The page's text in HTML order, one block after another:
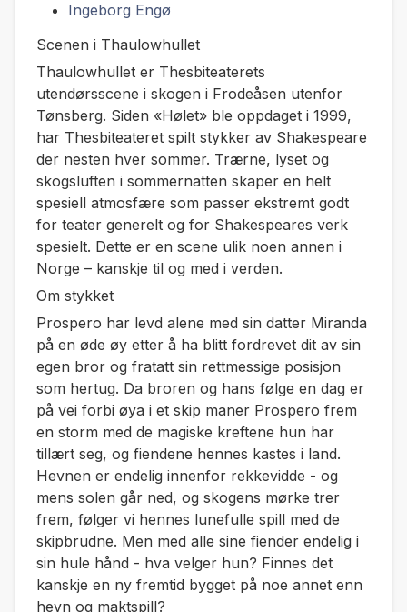
Ingeborg Engø
Scenen i Thaulowhullet
Thaulowhullet er Thesbiteaterets
utendørsscene i skogen i Frodeåsen utenfor
Tønsberg. Siden «Hølet» ble oppdaget i 1999,
har Thesbiteateret spilt stykker av Shakespeare
der nesten hver sommer. Trærne, lyset og
skogsluften i sommernatten skaper en helt
spesiell atmosfære som passer ekstremt godt
for teater generelt og for Shakespeares verk
spesielt. Dette er en scene ulik noen annen i
Norge – kanskje til og med i verden.
Om stykket
Prospero har levd alene med sin datter Miranda
på en øde øy etter å ha blitt fordrevet dit av sin
egen bror og fratatt sin rettmessige posisjon
som hertug. Da broren og hans følge en dag er
på vei forbi øya i et skip maner Prospero frem
en storm med de magiske kreftene hun har
tillært seg, og fiendene hennes kastes i land.
Hevnen er endelig innenfor rekkevidde - og
mens solen går ned, og skogens mørke trer
frem, følger vi hennes lunefulle spill med de
skipbrudne. Men med alle sine fiender endelig i
sin hule hånd - hva velger hun? Finnes det
kanskje en ny fremtid bygget på noe annet enn
hevn og maktspill?